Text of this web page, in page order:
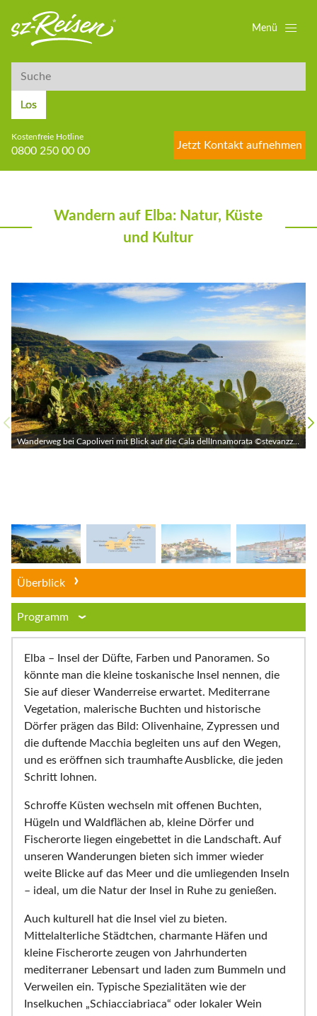
Suche
Los
Kostenfreie Hotline
0800 250 00 00
Jetzt Kontakt aufnehmen
Menü
Wandern auf Elba: Natur, Küste
und Kultur
Wanderweg bei Capoliveri mit Blick auf die Cala dellInnamorata ©stevanzz, AdobeStock
Überblick
Programm
Elba – Insel der Düfte, Farben und Panoramen. So
könnte man die kleine toskanische Insel nennen, die
Sie auf dieser Wanderreise erwartet. Mediterrane
Vegetation, malerische Buchten und historische
Dörfer prägen das Bild: Olivenhaine, Zypressen und
die duftende Macchia begleiten uns auf den Wegen,
und es eröffnen sich traumhafte Ausblicke, die jeden
Schritt lohnen.
Schroffe Küsten wechseln mit offenen Buchten,
Hügeln und Waldflächen ab, kleine Dörfer und
Fischerorte liegen eingebettet in die Landschaft. Auf
unseren Wanderungen bieten sich immer wieder
weite Blicke auf das Meer und die umliegenden Inseln
– ideal, um die Natur der Insel in Ruhe zu genießen.
Auch kulturell hat die Insel viel zu bieten.
Mittelalterliche Städtchen, charmante Häfen und
kleine Fischerorte zeugen von Jahrhunderten
mediterraner Lebensart und laden zum Bummeln und
Verweilen ein. Typische Spezialitäten wie der
Inselkuchen „Schiacciabriaca“ oder lokaler Wein